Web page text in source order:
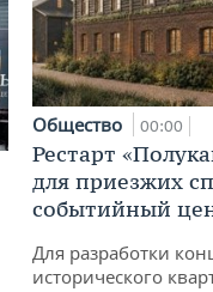
Общество 00:00
Рестарт
для приезжих
событийный
Для разработки
исторического